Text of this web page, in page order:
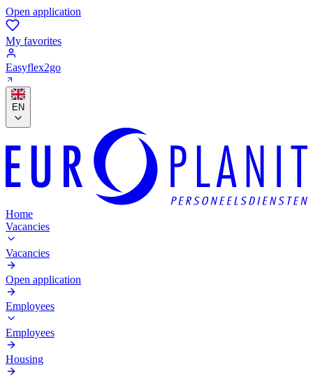
Open application
My favorites
Easyflex2go
EN
Home
Vacancies
Vacancies
Open application
Employees
Employees
Housing